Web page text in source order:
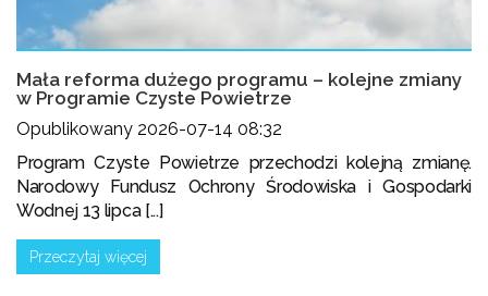
Mała reforma dużego programu – kolejne zmiany
w Programie Czyste Powietrze
Opublikowany 2026-07-14 08:32
Program Czyste Powietrze przechodzi kolejną zmianę.
Narodowy Fundusz Ochrony Środowiska i Gospodarki
Wodnej 13 lipca [...]
Przeczytaj więcej